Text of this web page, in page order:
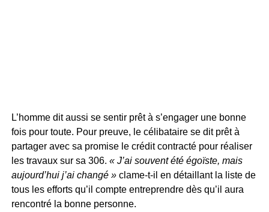
L’homme dit aussi se sentir prêt à s’engager une bonne
fois pour toute. Pour preuve, le célibataire se dit prêt à
partager avec sa promise le crédit contracté pour réaliser
les travaux sur sa 306. « J’ai souvent été égoïste, mais
aujourd’hui j’ai changé »clame-t-il en détaillant la liste de
tous les efforts qu’il compte entreprendre dès qu’il aura
rencontré la bonne personne.